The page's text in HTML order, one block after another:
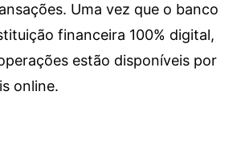
Uma vez que o banco
financeira 100% digital,
estão disponíveis por
online.